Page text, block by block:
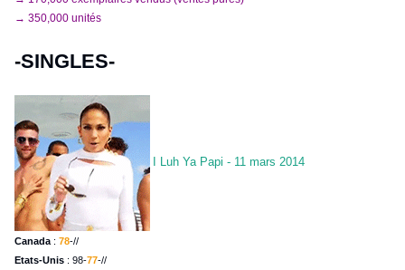
→ 350,000 unités
-SINGLES-
I Luh Ya Papi - 11 mars 2014
Canada : 78-//
Etats-Unis : 98-77-//